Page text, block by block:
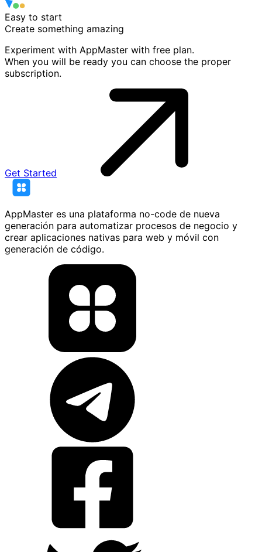
Easy to start
Create something amazing
Experiment with AppMaster with free plan.
When you will be ready you can choose the proper
subscription.
Get Started
AppMaster es una plataforma no-code de nueva
generación para automatizar procesos de negocio y
crear aplicaciones nativas para web y móvil con
generación de código.